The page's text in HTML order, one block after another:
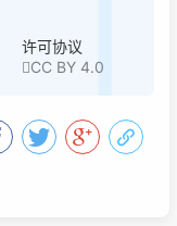
许可协议
CC BY 4.0